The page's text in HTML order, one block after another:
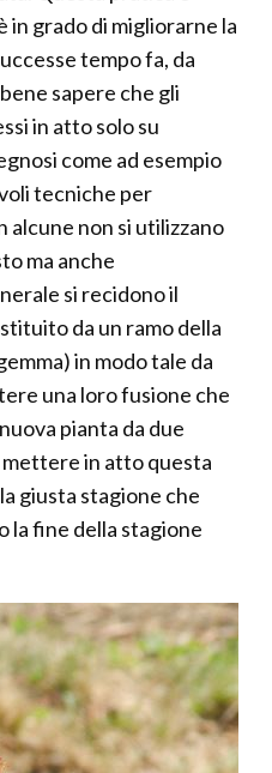
grado di migliorarne la
tempo fa, da
sapere che gli
in atto solo su
come ad esempio
tecniche per
alcune non si utilizzano
ma anche
si recidono il
da un ramo della
in modo tale da
una loro fusione che
pianta da due
mettere in atto questa
giusta stagione che
la fine della stagione